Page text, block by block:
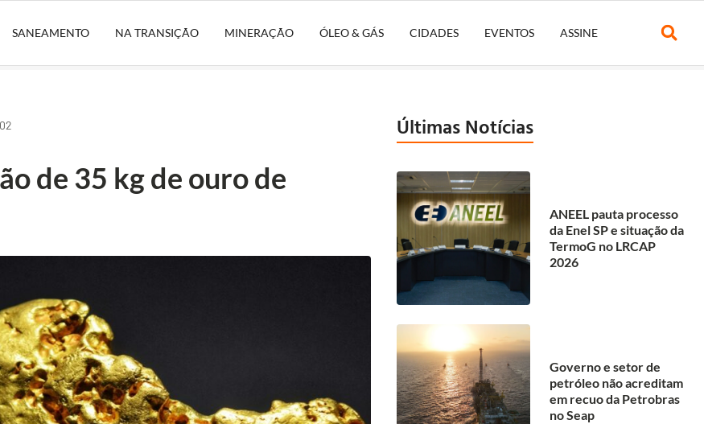
SANEAMENTO NA TRANSIÇÃO MINERAÇÃO ÓLEO & GÁS CIDADES EVENTOS ASSINE
de 35 kg de ouro de
Últimas Notícias
ANEEL pauta processo
da Enel SP e situação da
TermoG no LRCAP
2026
Governo e setor de
petróleo não acreditam
em recuo da Petrobras
no Seap